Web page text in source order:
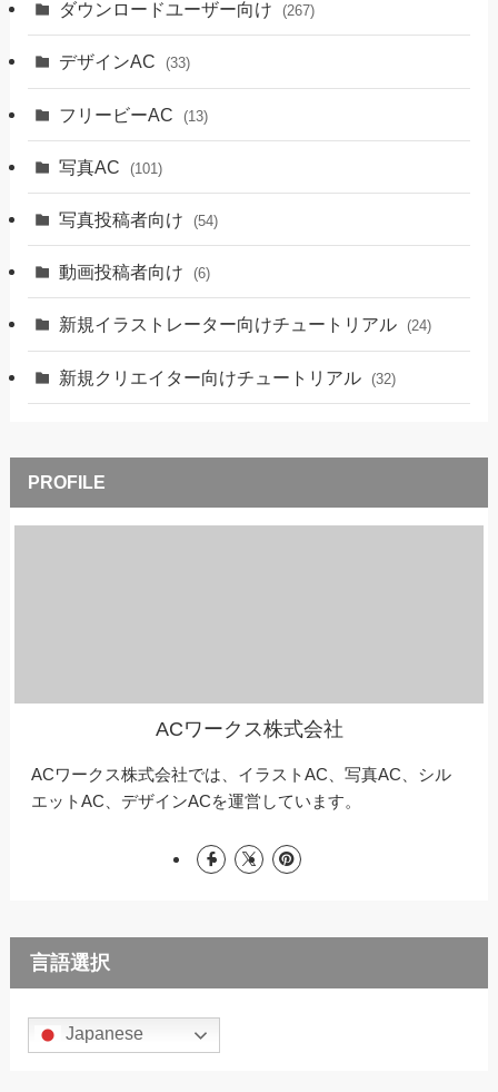
ダウンロードユーザー向け (267)
デザインAC (33)
フリービーAC (13)
写真AC (101)
写真投稿者向け (54)
動画投稿者向け (6)
新規イラストレーター向けチュートリアル (24)
新規クリエイター向けチュートリアル (32)
ACワークス株式会社
ACワークス株式会社では、イラストAC、写真AC、シル
エットAC、デザインACを運営しています。
言語選択
Japanese